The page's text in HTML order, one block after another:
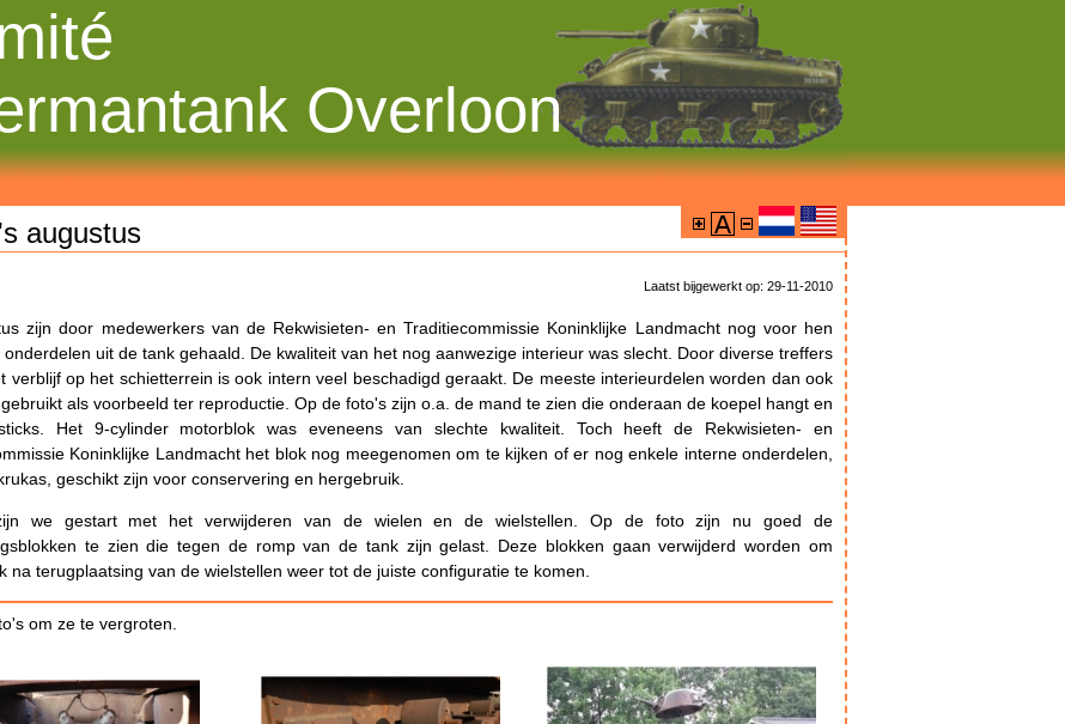
Overloon
Laatst bijgewerkt op: 29-11-2010
zijn door medewerkers van de Rekwisieten- en Traditiecommissie Koninklijke Landmacht nog voor hen
onderdelen uit de tank gehaald. De kwaliteit van het nog aanwezige interieur was slecht. Door diverse treffers
verblijf op het schietterrein is ook intern veel beschadigd geraakt. De meeste interieurdelen worden dan ook
als voorbeeld ter reproductie. Op de foto's zijn o.a. de mand te zien die onderaan de koepel hangt en
Het 9-cylinder motorblok was eveneens van slechte kwaliteit. Toch heeft de Rekwisieten- en
Koninklijke Landmacht het blok nog meegenomen om te kijken of er nog enkele interne onderdelen,
geschikt zijn voor conservering en hergebruik.
we gestart met het verwijderen van de wielen en de wielstellen. Op de foto zijn nu goed de
te zien die tegen de romp van de tank zijn gelast. Deze blokken gaan verwijderd worden om
na terugplaatsing van de wielstellen weer tot de juiste configuratie te komen.
om ze te vergroten.
augustus